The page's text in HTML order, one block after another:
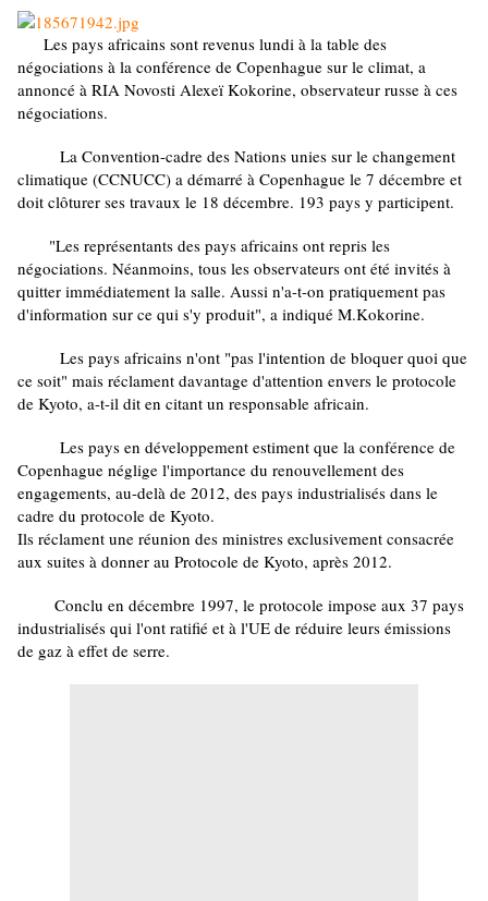
Les pays africains sont revenus lundi à la table des
négociations à la conférence de Copenhague sur le climat, a
annoncé à RIA Novosti Alexeï Kokorine, observateur russe à ces
négociations.
La Convention-cadre des Nations unies sur le changement
climatique (CCNUCC) a démarré à Copenhague le 7 décembre et
doit clôturer ses travaux le 18 décembre. 193 pays y participent.
"Les représentants des pays africains ont repris les
négociations. Néanmoins, tous les observateurs ont été invités à
quitter immédiatement la salle. Aussi n'a-t-on pratiquement pas
d'information sur ce qui s'y produit", a indiqué M.Kokorine.
Les pays africains n'ont "pas l'intention de bloquer quoi que
ce soit" mais réclament davantage d'attention envers le protocole
de Kyoto, a-t-il dit en citant un responsable africain.
Les pays en développement estiment que la conférence de
Copenhague néglige l'importance du renouvellement des
engagements, au-delà de 2012, des pays industrialisés dans le
cadre du protocole de Kyoto.
Ils réclament une réunion des ministres exclusivement consacrée
aux suites à donner au Protocole de Kyoto, après 2012.
Conclu en décembre 1997, le protocole impose aux 37 pays
industrialisés qui l'ont ratifié et à l'UE de réduire leurs émissions
de gaz à effet de serre.